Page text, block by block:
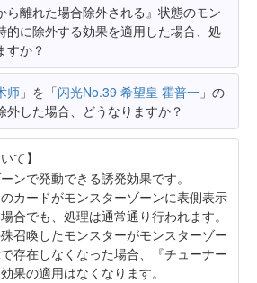
ら離れた場合除外される』状態のモン
的に除外する効果を適用した場合、処
すか？
师 」を「闪光No.39 希望皇 霍普一 」の
外した場合、どうなりますか？
て】
ンで発動できる誘発効果です。
カードがモンスターゾーンに表側表示
合でも、処理は通常通り行われます。
召喚したモンスターがモンスターゾー
存在しなくなった場合、『チューナー
果の適用はなくなります。